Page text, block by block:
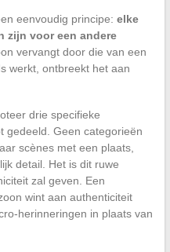
eenvoudig principe: elke
zijn voor een andere
vervangt door die van een
werkt, ontbreekt het aan
drie specifieke
gedeeld. Geen categorieën
scènes met een plaats,
detail. Het is dit ruwe
zal geven. Een
wint aan authenticiteit
herinneringen in plaats van